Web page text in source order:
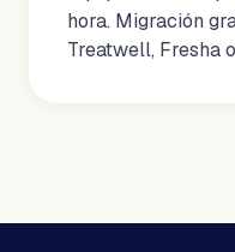
hora. Migración
Treatwell, Fresha